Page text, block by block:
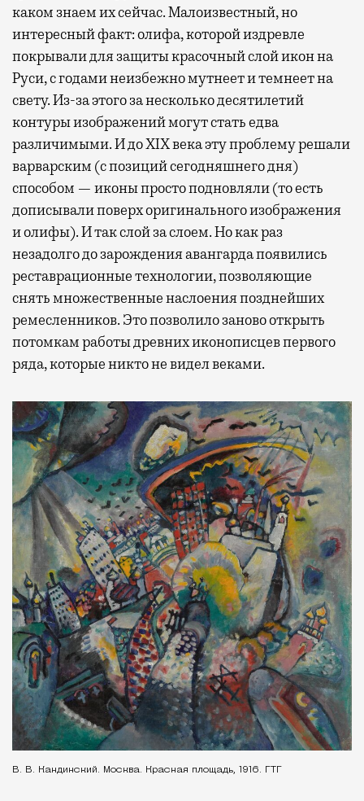
каком знаем их сейчас. Малоизвестный, но
интересный факт: олифа, которой издревле
покрывали для защиты красочный слой икон на
Руси, с годами неизбежно мутнеет и темнеет на
свету. Из-за этого за несколько десятилетий
контуры изображений могут стать едва
различимыми. И до XIX века эту проблему решали
варварским (с позиций сегодняшнего дня)
способом — иконы просто подновляли (то есть
дописывали поверх оригинального изображения
и олифы). И так слой за слоем. Но как раз
незадолго до зарождения авангарда появились
реставрационные технологии, позволяющие
снять множественные наслоения позднейших
ремесленников. Это позволило заново открыть
потомкам работы древних иконописцев первого
ряда, которые никто не видел веками.
В. В. Кандинский. Москва. Красная площадь, 1916. ГТГ